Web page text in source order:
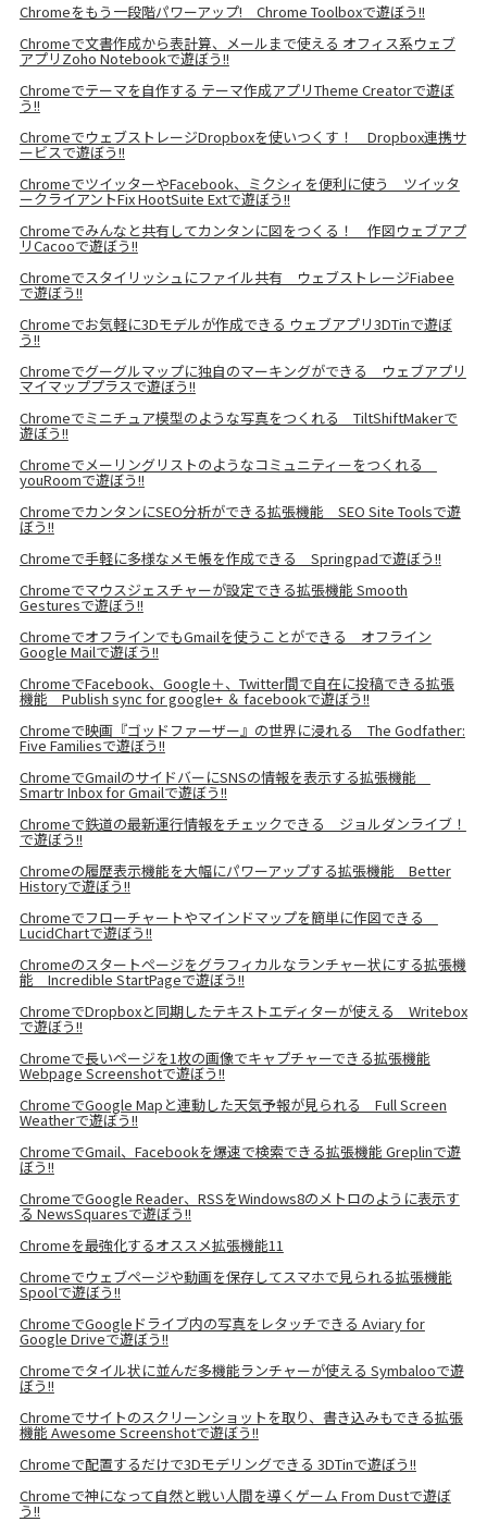
Chromeをもう一段階パワーアップ! Chrome Toolboxで遊ぼう!!
Chromeで文書作成から表計算、メールまで使える オフィス系ウェブ
アプリZoho Notebookで遊ぼう!!
Chromeでテーマを自作する テーマ作成アプリTheme Creatorで遊ぼ
う!!
ChromeでウェブストレージDropboxを使いつくす！ Dropbox連携サ
ービスで遊ぼう!!
ChromeでツイッターやFacebook、ミクシィを便利に使う ツイッタ
ークライアントFix HootSuite Extで遊ぼう!!
Chromeでみんなと共有してカンタンに図をつくる！ 作図ウェブアプ
リCacooで遊ぼう!!
Chromeでスタイリッシュにファイル共有 ウェブストレージFiabee
で遊ぼう!!
Chromeでお気軽に3Dモデルが作成できる ウェブアプリ3DTinで遊ぼ
う!!
Chromeでグーグルマップに独自のマーキングができる ウェブアプリ
マイマッププラスで遊ぼう!!
Chromeでミニチュア模型のような写真をつくれる TiltShiftMakerで
遊ぼう!!
Chromeでメーリングリストのようなコミュニティーをつくれる
youRoomで遊ぼう!!
ChromeでカンタンにSEO分析ができる拡張機能 SEO Site Toolsで遊
ぼう!!
Chromeで手軽に多様なメモ帳を作成できる Springpadで遊ぼう!!
Chromeでマウスジェスチャーが設定できる拡張機能 Smooth
Gesturesで遊ぼう!!
ChromeでオフラインでもGmailを使うことができる オフライン
Google Mailで遊ぼう!!
ChromeでFacebook、Google＋、Twitter間で自在に投稿できる拡張
機能 Publish sync for google+ ＆ facebookで遊ぼう!!
Chromeで映画『ゴッドファーザー』の世界に浸れる The Godfather:
Five Familiesで遊ぼう!!
ChromeでGmailのサイドバーにSNSの情報を表示する拡張機能
Smartr Inbox for Gmailで遊ぼう!!
Chromeで鉄道の最新運行情報をチェックできる ジョルダンライブ！
で遊ぼう!!
Chromeの履歴表示機能を大幅にパワーアップする拡張機能 Better
Historyで遊ぼう!!
Chromeでフローチャートやマインドマップを簡単に作図できる
LucidChartで遊ぼう!!
Chromeのスタートページをグラフィカルなランチャー状にする拡張機
能 Incredible StartPageで遊ぼう!!
ChromeでDropboxと同期したテキストエディターが使える Writebox
で遊ぼう!!
Chromeで長いページを1枚の画像でキャプチャーできる拡張機能
Webpage Screenshotで遊ぼう!!
ChromeでGoogle Mapと連動した天気予報が見られる Full Screen
Weatherで遊ぼう!!
ChromeでGmail、Facebookを爆速で検索できる拡張機能 Greplinで遊
ぼう!!
ChromeでGoogle Reader、RSSをWindows8のメトロのように表示す
る NewsSquaresで遊ぼう!!
Chromeを最強化するオススメ拡張機能11
Chromeでウェブページや動画を保存してスマホで見られる拡張機能
Spoolで遊ぼう!!
ChromeでGoogleドライブ内の写真をレタッチできる Aviary for
Google Driveで遊ぼう!!
Chromeでタイル状に並んだ多機能ランチャーが使える Symbalooで遊
ぼう!!
Chromeでサイトのスクリーンショットを取り、書き込みもできる拡張
機能 Awesome Screenshotで遊ぼう!!
Chromeで配置するだけで3Dモデリングできる 3DTinで遊ぼう!!
Chromeで神になって自然と戦い人間を導くゲーム From Dustで遊ぼ
う!!